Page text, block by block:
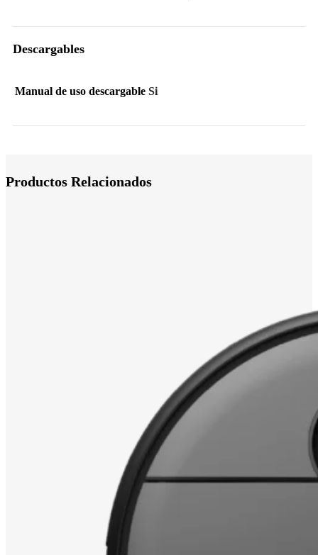
Descargables
Manual de uso descargable Si
Productos Relacionados